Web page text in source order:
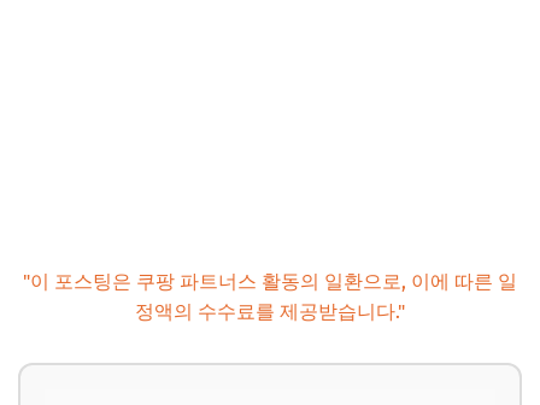
"이 포스팅은 쿠팡 파트너스 활동의 일환으로, 이에 따른 일
정액의 수수료를 제공받습니다."